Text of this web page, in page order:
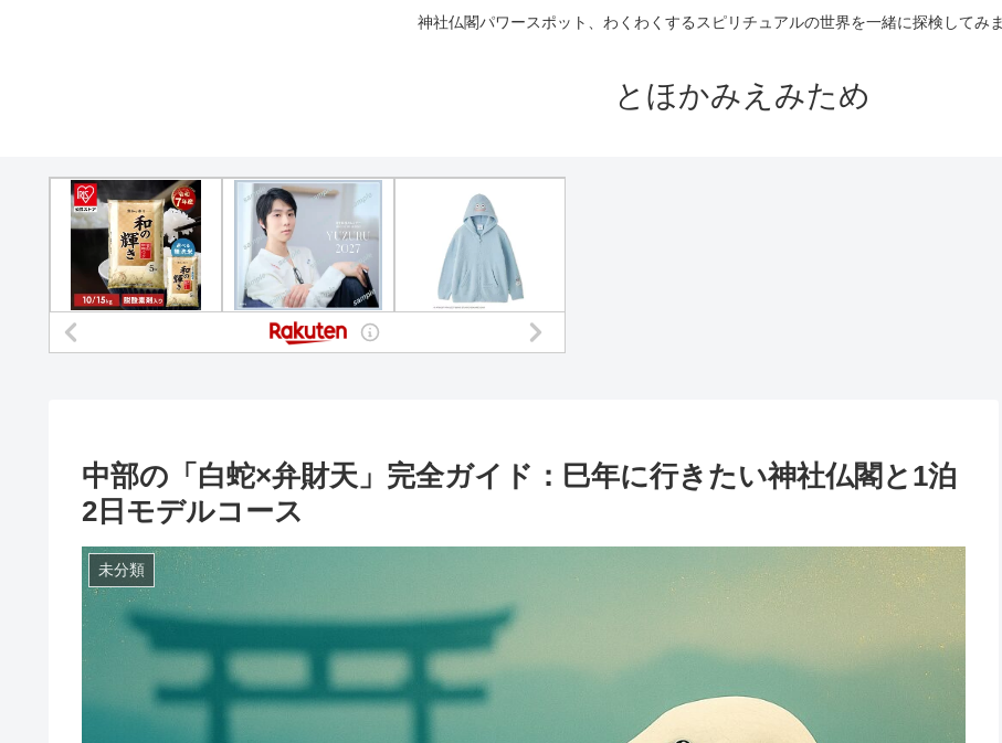
神社仏閣パワースポット、わくわくするスピリチュアルの世界を一緒に探検してみ
とほかみえみため
中部の「白蛇×弁財天」完全ガイド：巳年に行きたい神社仏閣と1泊
2日モデルコース
未分類